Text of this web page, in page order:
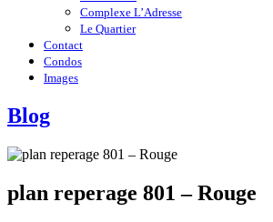
Complexe L’Adresse
Le Quartier
Contact
Condos
Images
Blog
plan reperage 801 – Rouge